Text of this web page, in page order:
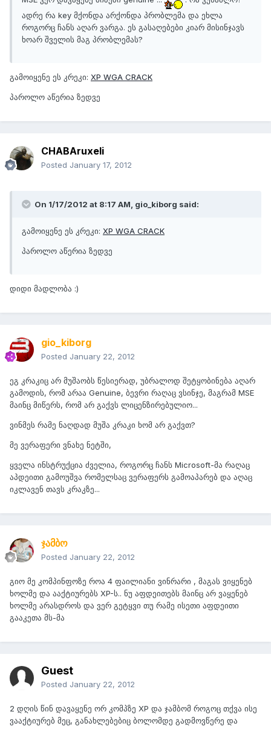
ადრე რა key მქონდა არქონდა პრობლემა და ეხლა
როგორც ჩანს აღარ ვარგა. ეს გასაღებები კიარ მისინჯავს
ხოარ შველის მაგ პრობლემას?
გამოიყენე ეს კრეკი: XP WGA CRACK
პაროლო აწერია ზედვე
CHABAruxeli
Posted January 17, 2012
On 1/17/2012 at 8:17 AM, gio_kiborg said:
გამოიყენე ეს კრეკი: XP WGA CRACK
პაროლო აწერია ზედვე
დიდი მადლობა :)
gio_kiborg
Posted January 22, 2012
ეგ კრაკიც არ მუშაობს წესიერად, უბრალოდ შეტყობინება აღარ
გამოდის, რომ არაა Genuine, ბევრი რაღაც ვსინჯე, მაგრამ MSE
მაინც მიწერს, რომ არ გაქვს ლიცენზირებულიო...
ვინმეს რამე ნაღდად მუშა კრაკი ხომ არ გაქვთ?
მე ვერაფერი ვნახე ნეტში,
ყველა ინსტრუქცია ძველია, როგორც ჩანს Microsoft-მა რაღაც
აპდეითი გამოუშვა რომელსაც ვერაფერს გამოაპარებ და აღაც
იკლავენ თავს კრაკზე...
ჯამბო
Posted January 22, 2012
გიო მე კომპინფოზე როა 4 ფაილიანი ვინრარი , მაგას ვიყენებ
ხოლმე და ააქტიურებს XP-ს.. ნუ აფდეითებს მაინც არ ვაყენებ
ხოლმე არასდროს და ვერ გეტყვი თუ რამე ისეთი აფდეითი
გააკეთა მს-მა
Guest
Posted January 22, 2012
2 დღის წინ დავაყენე ორ კომპზე XP და ჯამბომ როგოც თქვა ისე
ვააქტიურებ მეც, განახლებებიც ბოლომდე გადმოვწერე და